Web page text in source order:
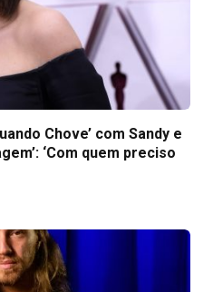
Chove’ com Sandy e
‘Com quem preciso